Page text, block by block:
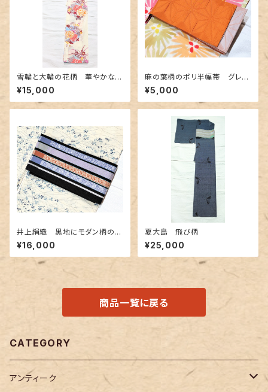
雪輪と大輪の花柄 華やかな浴
衣
¥15,000
麻の葉柄のポリ半幅帯 グレー
✕オレンジ
¥5,000
井上絹織 黒地にモダン柄の博
多織半幅 リバーシブル
¥16,000
夏大島 飛び柄
¥25,000
商品一覧に戻る
CATEGORY
アンティーク